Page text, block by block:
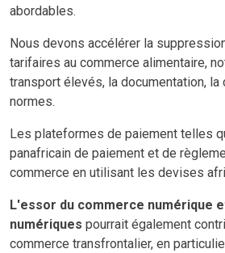
abordables.
Nous devons accélérer la
tarifaires au commerce alimentaire,
transport élevés, la documentation,
normes.
Les plateformes de paiement telles
panafricain de paiement et de
commerce en utilisant les devises
L'essor du commerce numérique
numériques pourrait également
commerce transfrontalier, en